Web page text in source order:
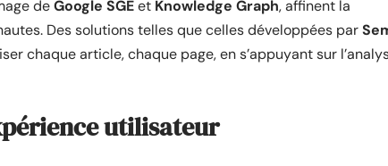
deGoogle SGEet Knowledge Graph, affinent la
Des solutions telles que celles développées par
chaque article, chaque page, en s’appuyant sur
utilisateur